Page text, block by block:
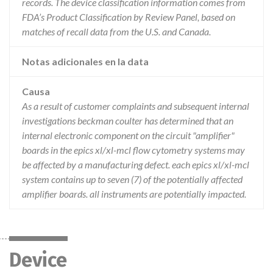
FDA’s Product Classification by Review Panel, based on
matches of recall data from the U.S. and Canada.
Notas adicionales en la data
Causa
As a result of customer complaints and subsequent internal
investigations beckman coulter has determined that an
internal electronic component on the circuit "amplifier"
boards in the epics xl/xl-mcl flow cytometry systems may
be affected by a manufacturing defect. each epics xl/xl-mcl
system contains up to seven (7) of the potentially affected
amplifier boards. all instruments are potentially impacted.
Device